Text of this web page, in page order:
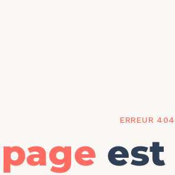
ERREUR 404
page